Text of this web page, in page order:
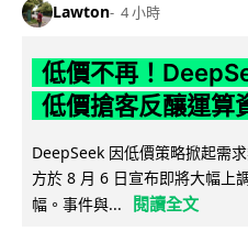
Lawton 4 小時
低價不再！
低價搶客反釀運算
DeepSeek 因低價策略掀起需
方於 8 月 6 日宣布即將大幅上
幅。事件與...
閱讀全文